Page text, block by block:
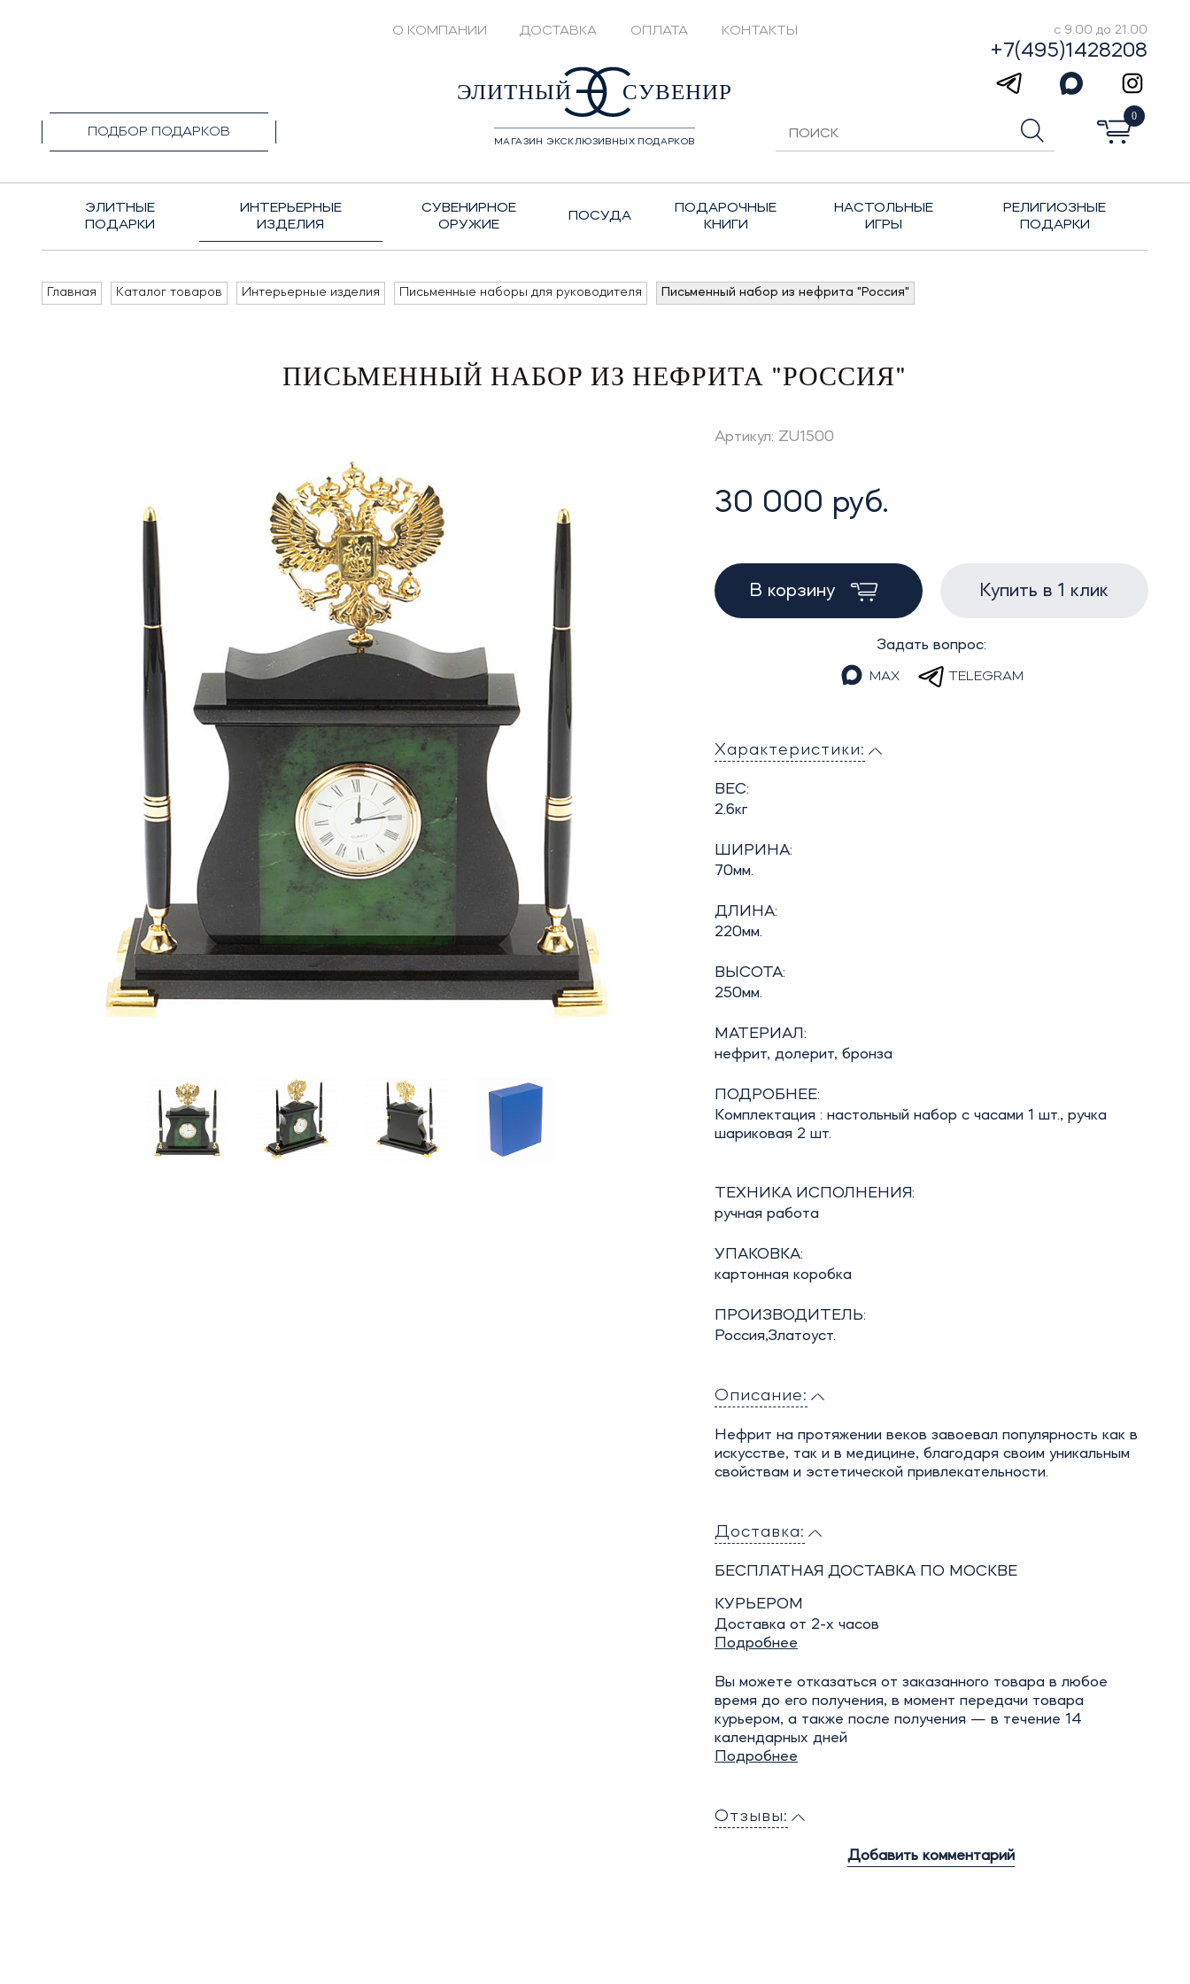
О КОМПАНИИ ДОСТАВКА ОПЛАТА КОНТАКТЫ с 9.00 до 21.00
+7(495)1428208
ПОДБОР ПОДАРКОВ
+7(495)1428208ЭЛИТНЫЙ СУВЕНИР
МАГАЗИН ЭКСКЛЮЗИВНЫХ ПОДАРКОВ
0
ЭЛИТНЫЕ
ПОДАРКИ
ИНТЕРЬЕРНЫЕ
ИЗДЕЛИЯ
СУВЕНИРНОЕ
ОРУЖИЕ
ПОСУДА
ПОДАРОЧНЫЕ
КНИГИ
НАСТОЛЬНЫЕ
ИГРЫ
РЕЛИГИОЗНЫЕ
ПОДАРКИ
Главная Каталог товаров Интерьерные изделия Письменные наборы для руководителя Письменный набор из нефрита "Россия"
ПИСЬМЕННЫЙ НАБОР ИЗ НЕФРИТА "РОССИЯ"
Артикул: ZU1500
30 000 руб.
В корзину Купить в 1 клик
Задать вопрос:
MAX TELEGRAM
Характеристики:
ВЕС:
2.6кг
ШИРИНА:
70мм.
ДЛИНА:
220мм.
ВЫСОТА:
250мм.
МАТЕРИАЛ:
нефрит, долерит, бронза
ПОДРОБНЕЕ:
Комплектация : настольный набор с часами 1 шт., ручка
шариковая 2 шт.
ТЕХНИКА ИСПОЛНЕНИЯ:
ручная работа
УПАКОВКА:
картонная коробка
ПРОИЗВОДИТЕЛЬ:
Россия,Златоуст.
Описание:
Нефрит на протяжении веков завоевал популярность как в
искусстве, так и в медицине, благодаря своим уникальным
свойствам и эстетической привлекательности.
Доставка:
БЕСПЛАТНАЯ ДОСТАВКА ПО МОСКВЕ
КУРЬЕРОМ
Доставка от 2-х часов
Подробнее
Вы можете отказаться от заказанного товара в любое
время до его получения, в момент передачи товара
курьером, а также после получения — в течение 14
календарных дней
Подробнее
Отзывы:
Добавить комментарий